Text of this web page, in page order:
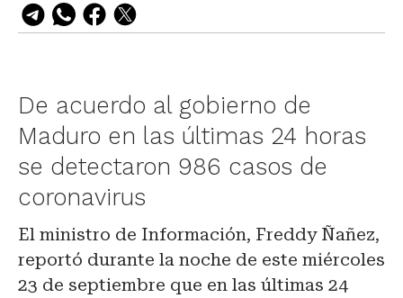
De acuerdo al gobierno de
Maduro en las últimas 24 horas
se detectaron 986 casos de
coronavirus
El ministro de Información, Freddy Ñañez,
reportó durante la noche de este miércoles
23 de septiembre que en las últimas 24